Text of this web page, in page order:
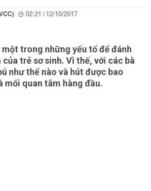
02:21 | 12/10/2017
trong những yếu tố để đánh
trẻ sơ sinh. Vì thế, với các bà
như thế nào và hút được bao
mối quan tâm hàng đầu.